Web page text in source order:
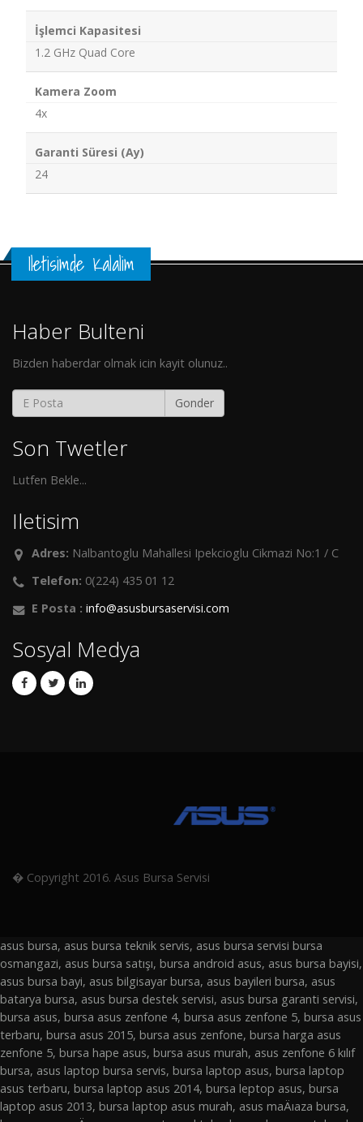
İşlemci Kapasitesi
1.2 GHz Quad Core
Kamera Zoom
4x
Garanti Süresi (Ay)
24
Iletisimde Kalalim
Haber Bulteni
Bizden haberdar olmak icin kayit olunuz..
Gonder
Son Twetler
Lutfen Bekle...
Iletisim
Adres: Nalbantoglu Mahallesi Ipekcioglu Cikmazi No:1 / C
Telefon: 0(224) 435 01 12
E Posta : info@asusbursaservisi.com
Sosyal Medya
� Copyright 2016. Asus Bursa Servisi
asus bursa, asus bursa teknik servis, asus bursa servisi bursa
osmangazi, asus bursa satışı, bursa android asus, asus bursa bayisi,
asus bursa bayi, asus bilgisayar bursa, asus bayileri bursa, asus
batarya bursa, asus bursa destek servisi, asus bursa garanti servisi,
bursa asus, bursa asus zenfone 4, bursa asus zenfone 5, bursa asus
terbaru, bursa asus 2015, bursa asus zenfone, bursa harga asus
zenfone 5, bursa hape asus, bursa asus murah, asus zenfone 6 kılıf
bursa, asus laptop bursa servis, bursa laptop asus, bursa laptop
asus terbaru, bursa laptop asus 2014, bursa leptop asus, bursa
laptop asus 2013, bursa laptop asus murah, asus maÄıaza bursa,